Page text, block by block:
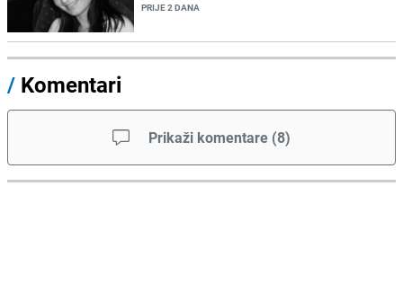
PRIJE 2 DANA
/ Komentari
Prikaži komentare (8)